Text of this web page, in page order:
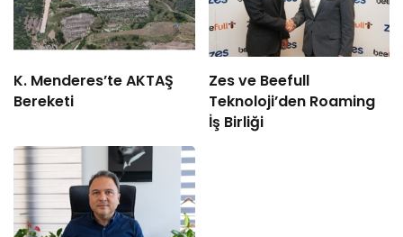
K. Menderes’te AKTAŞ
Bereketi
Zes ve Beefull
Teknoloji’den Roaming
İş Birliği